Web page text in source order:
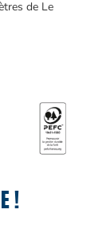
de Le
!